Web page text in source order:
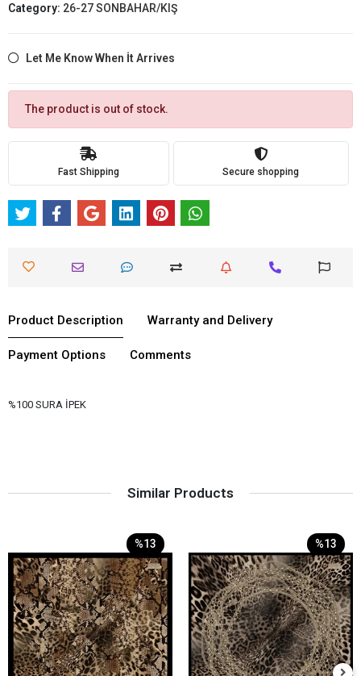
Category: 26-27 SONBAHAR/KIŞ
Let Me Know When İt Arrives
The product is out of stock.
Fast Shipping Secure shopping
Product Description Warranty and Delivery
Payment Options Comments
%100 SURA İPEK
Similar Products
%13 %13